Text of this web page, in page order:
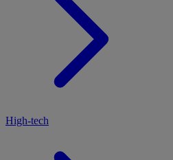
High-tech